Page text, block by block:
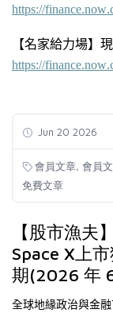
https://
【名家給力場】
https://
Jun 20 2026
會員文章 會員
免費文章
【股市漁夫
Space X上
期(2026 年
全球地緣政治與金